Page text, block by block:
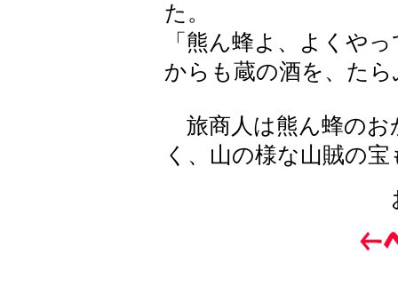
た。
「熊ん蜂よ、よくや
からも蔵の酒を、た
旅商人は熊ん蜂のお
く、山の様な山賊の